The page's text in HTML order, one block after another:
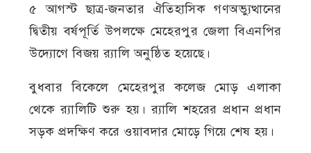
৫ আগস্ট ছাত্র-জনতার ঐতিহাসিক গণঅভ্যুত্থানের
দ্বিতীয় বর্ষপূর্তি উপলক্ষে মেহেরপুর জেলা বিএনপির
উদ্যোগে বিজয় র‍্যালি অনুষ্ঠিত হয়েছে।
বুধবার বিকেলে মেহেরপুর কলেজ মোড় এলাকা
থেকে র‍্যালিটি শুরু হয়। র‍্যালি শহরের প্রধান প্রধান
সড়ক প্রদক্ষিণ করে ওয়াবদার মোড়ে গিয়ে শেষ হয়।